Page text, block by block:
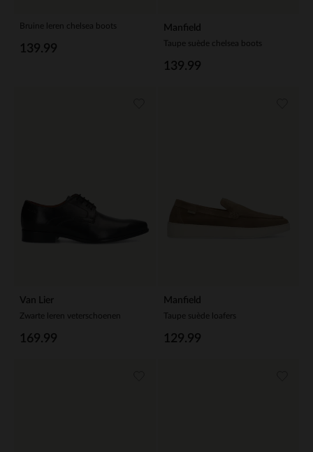
Bruine leren chelsea boots
139.99
Manfield
Taupe suède chelsea boots
139.99
Van Lier
Zwarte leren veterschoenen
169.99
Manfield
Taupe suède loafers
129.99